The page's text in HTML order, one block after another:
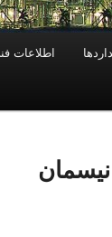
اطلاعات